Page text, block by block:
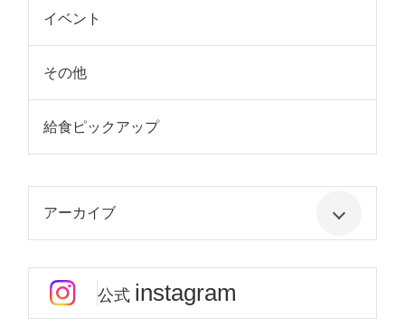
イベント
その他
給食ピックアップ
アーカイブ
公式 instagram